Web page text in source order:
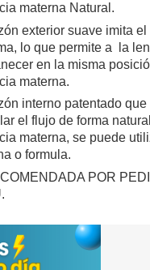
materna Natural.
exterior suave imita el
lo que permite a la
en la misma
materna.
interno patentado
el flujo de forma
materna, se puede
o formula.
POR